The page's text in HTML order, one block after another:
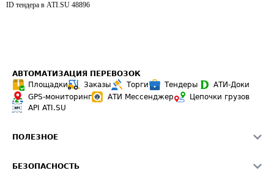
ID тендера в ATI.SU 48896
АВТОМАТИЗАЦИЯ ПЕРЕВОЗОК
Площадки
Заказы Торги Тендеры
АТИ-Доки
GPS-мониторинг
АТИ Мессенджер
Цепочки грузов
API ATI.SU
ПОЛЕЗНОЕ
БЕЗОПАСНОСТЬ